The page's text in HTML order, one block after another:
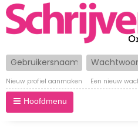
Gebruikersnaam
Nieuw profiel aanmaken Een nieuw
Hoofdmenu